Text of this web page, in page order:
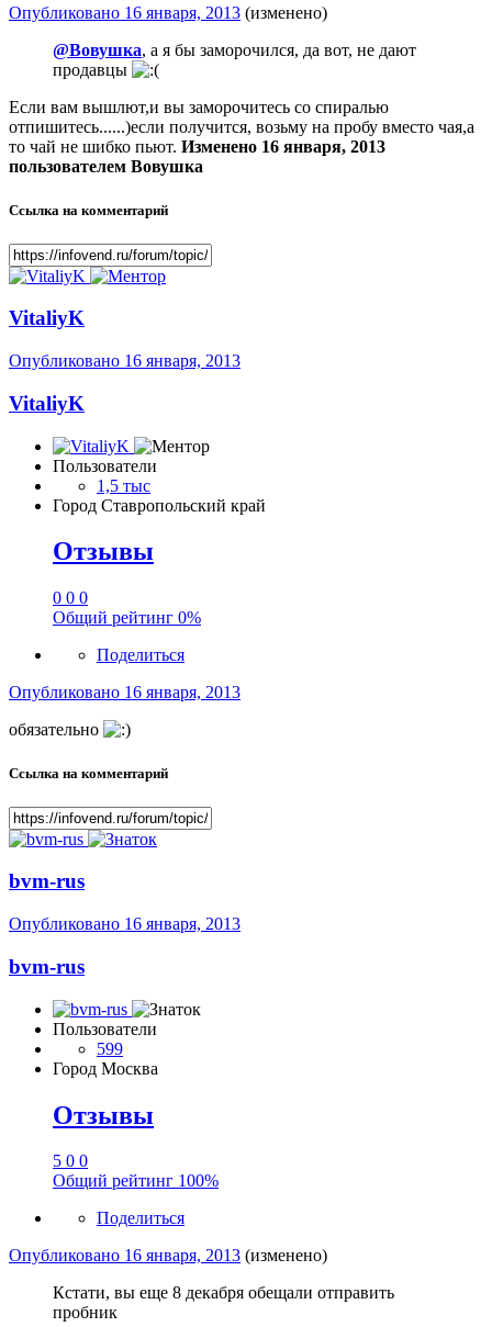
Опубликовано 16 января, 2013 (изменено)
@Вовушка, а я бы заморочился, да вот, не дают
продавцы
Если вам вышлют,и вы заморочитесь со спиралью
отпишитесь......)если получится, возьму на пробу вместо чая,а
то чай не шибко пьют. Изменено 16 января, 2013
пользователем Вовушка
Ссылка на комментарий
VitaliyK
Опубликовано 16 января, 2013
VitaliyK
Пользователи
1,5 тыс
Город Ставропольский край
Отзывы
0 0 0
Общий рейтинг 0%
Поделиться
Опубликовано 16 января, 2013
обязательно
Ссылка на комментарий
bvm-rus
Опубликовано 16 января, 2013
bvm-rus
Пользователи
599
Город Москва
Отзывы
5 0 0
Общий рейтинг 100%
Поделиться
Опубликовано 16 января, 2013 (изменено)
Кстати, вы еще 8 декабря обещали отправить
пробник